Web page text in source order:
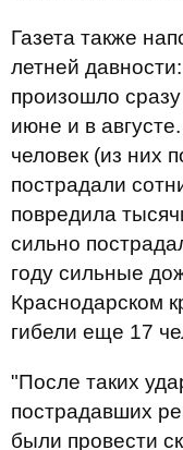
Газета также
летней
произошло
июне и в
человек (из них
пострадали
повредила
сильно
году сильные
Краснодарском
гибели еще 17
"После таких
пострадавших
были провести